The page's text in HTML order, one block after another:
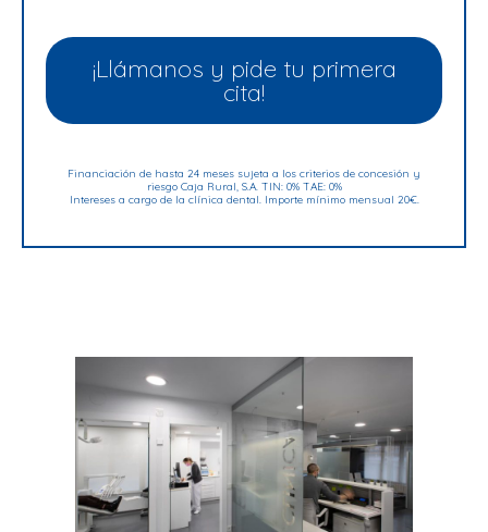
¡Llámanos y pide tu primera
cita!
Financiación de hasta 24 meses sujeta a los criterios de concesión y
riesgo Caja Rural, S.A. TIN: 0% TAE: 0%
Intereses a cargo de la clínica dental. Importe mínimo mensual 20€.